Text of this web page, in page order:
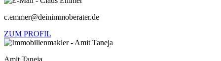
c.emmer@deinimmoberater.de
ZUM PROFIL
Amit Taneja